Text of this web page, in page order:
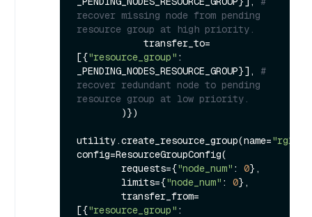
recover missing node from pending
resource group at high priority.
[{"resource_group" :
_PENDING_NODES_RESOURCE_GROUP}], #
recover redundant node to pending
resource group at low priority.
utility.create_resource_group(name="rg1"
config=ResourceGroupConfig(
        requests={
"node_num" : 0},
        limits={
"node_num" : 0},
[{"resource_group" :